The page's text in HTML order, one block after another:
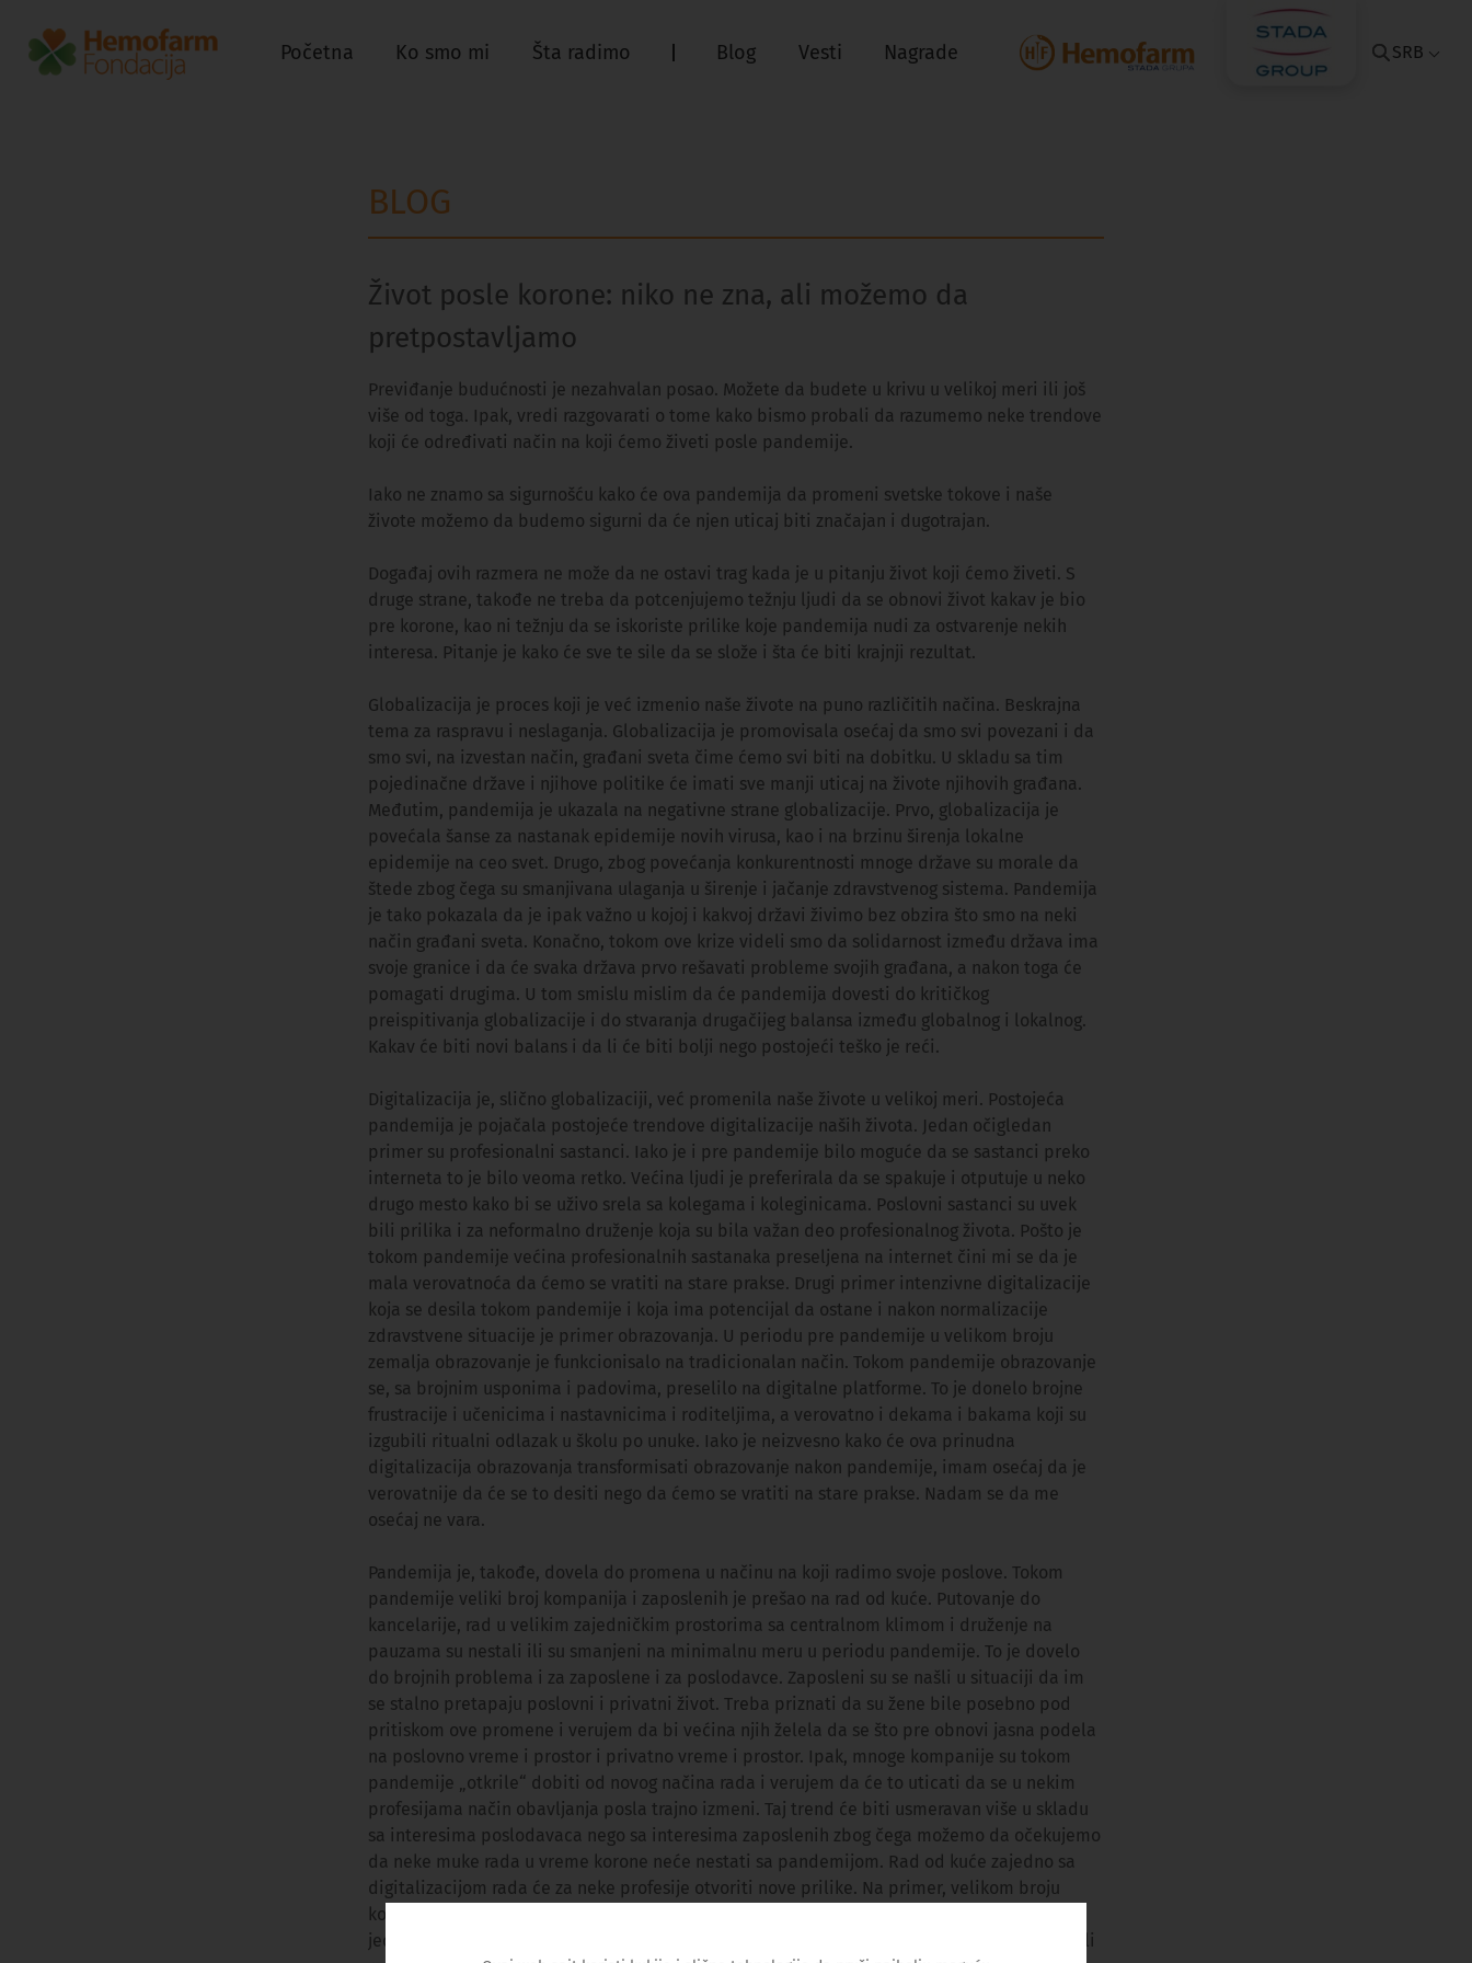
Početna Ko smo mi Šta radimo Blog Vesti Nagrade SRB
BLOG
Život posle korone: niko ne zna, ali možemo da
pretpostavljamo
Previđanje budućnosti je nezahvalan posao. Možete da budete u krivu u velikoj meri ili još
više od toga. Ipak, vredi razgovarati o tome kako bismo probali da razumemo neke trendove
koji će određivati način na koji ćemo živeti posle pandemije.
Iako ne znamo sa sigurnošću kako će ova pandemija da promeni svetske tokove i naše
živote možemo da budemo sigurni da će njen uticaj biti značajan i dugotrajan.
Događaj ovih razmera ne može da ne ostavi trag kada je u pitanju život koji ćemo živeti. S
druge strane, takođe ne treba da potcenjujemo težnju ljudi da se obnovi život kakav je bio
pre korone, kao ni težnju da se iskoriste prilike koje pandemija nudi za ostvarenje nekih
interesa. Pitanje je kako će sve te sile da se slože i šta će biti krajnji rezultat.
Globalizacija je proces koji je već izmenio naše živote na puno različitih načina. Beskrajna
tema za raspravu i neslaganja. Globalizacija je promovisala osećaj da smo svi povezani i da
smo svi, na izvestan način, građani sveta čime ćemo svi biti na dobitku. U skladu sa tim
pojedinačne države i njihove politike će imati sve manji uticaj na živote njihovih građana.
Međutim, pandemija je ukazala na negativne strane globalizacije. Prvo, globalizacija je
povećala šanse za nastanak epidemije novih virusa, kao i na brzinu širenja lokalne
epidemije na ceo svet. Drugo, zbog povećanja konkurentnosti mnoge države su morale da
štede zbog čega su smanjivana ulaganja u širenje i jačanje zdravstvenog sistema. Pandemija
je tako pokazala da je ipak važno u kojoj i kakvoj državi živimo bez obzira što smo na neki
način građani sveta. Konačno, tokom ove krize videli smo da solidarnost između država ima
svoje granice i da će svaka država prvo rešavati probleme svojih građana, a nakon toga će
pomagati drugima. U tom smislu mislim da će pandemija dovesti do kritičkog
preispitivanja globalizacije i do stvaranja drugačijeg balansa između globalnog i lokalnog.
Kakav će biti novi balans i da li će biti bolji nego postojeći teško je reći.
Digitalizacija je, slično globalizaciji, već promenila naše živote u velikoj meri. Postojeća
pandemija je pojačala postojeće trendove digitalizacije naših života. Jedan očigledan
primer su profesionalni sastanci. Iako je i pre pandemije bilo moguće da se sastanci preko
interneta to je bilo veoma retko. Većina ljudi je preferirala da se spakuje i otputuje u neko
drugo mesto kako bi se uživo srela sa kolegama i koleginicama. Poslovni sastanci su uvek
bili prilika i za neformalno druženje koja su bila važan deo profesionalnog života. Pošto je
tokom pandemije većina profesionalnih sastanaka preseljena na internet čini mi se da je
mala verovatnoća da ćemo se vratiti na stare prakse. Drugi primer intenzivne digitalizacije
koja se desila tokom pandemije i koja ima potencijal da ostane i nakon normalizacije
zdravstvene situacije je primer obrazovanja. U periodu pre pandemije u velikom broju
zemalja obrazovanje je funkcionisalo na tradicionalan način. Tokom pandemije obrazovanje
se, sa brojnim usponima i padovima, preselilo na digitalne platforme. To je donelo brojne
frustracije i učenicima i nastavnicima i roditeljima, a verovatno i dekama i bakama koji su
izgubili ritualni odlazak u školu po unuke. Iako je neizvesno kako će ova prinudna
digitalizacija obrazovanja transformisati obrazovanje nakon pandemije, imam osećaj da je
verovatnije da će se to desiti nego da ćemo se vratiti na stare prakse. Nadam se da me
osećaj ne vara.
Pandemija je, takođe, dovela do promena u načinu na koji radimo svoje poslove. Tokom
pandemije veliki broj kompanija i zaposlenih je prešao na rad od kuće. Putovanje do
kancelarije, rad u velikim zajedničkim prostorima sa centralnom klimom i druženje na
pauzama su nestali ili su smanjeni na minimalnu meru u periodu pandemije. To je dovelo
do brojnih problema i za zaposlene i za poslodavce. Zaposleni su se našli u situaciji da im
se stalno pretapaju poslovni i privatni život. Treba priznati da su žene bile posebno pod
pritiskom ove promene i verujem da bi većina njih želela da se što pre obnovi jasna podela
na poslovno vreme i prostor i privatno vreme i prostor. Ipak, mnoge kompanije su tokom
pandemije „otkrile“ dobiti od novog načina rada i verujem da će to uticati da se u nekim
profesijama način obavljanja posla trajno izmeni. Taj trend će biti usmeravan više u skladu
sa interesima poslodavaca nego sa interesima zaposlenih zbog čega možemo da očekujemo
da neke muke rada u vreme korone neće nestati sa pandemijom. Rad od kuće zajedno sa
digitalizacijom rada će za neke profesije otvoriti nove prilike. Na primer, velikom broju
kompanija će, zahvaljujući novim modelima rada razvijenim tokom pandemije, biti
jednostavnije da angažuje nekoga ko će ostati u svojoj zemlji i svom stanu nego što je to bili